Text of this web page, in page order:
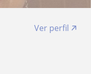
Ver perfil